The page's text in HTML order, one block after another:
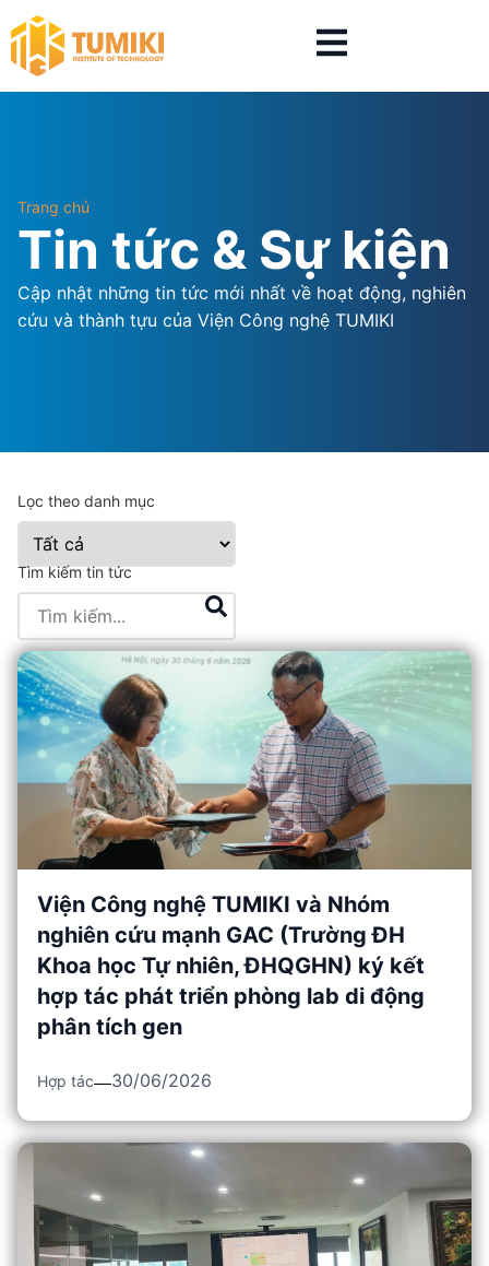
Trang chủ
Tin tức & Sự kiện
Cập nhật những tin tức mới nhất về hoạt động, nghiên
cứu và thành tựu của Viện Công nghệ TUMIKI
Lọc theo danh mục
Tìm kiếm tin tức
Viện Công nghệ TUMIKI và Nhóm
nghiên cứu mạnh GAC (Trường ĐH
Khoa học Tự nhiên, ĐHQGHN) ký kết
hợp tác phát triển phòng lab di động
phân tích gen
Hợp tác 30/06/2026